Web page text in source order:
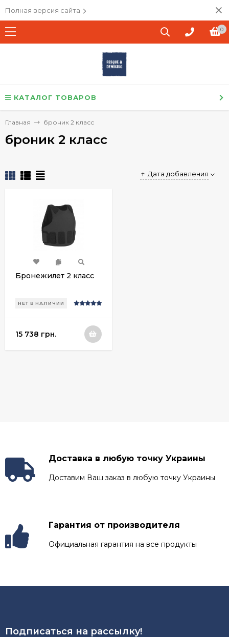
Полная версия сайта
0
КАТАЛОГ ТОВАРОВ
Главная броник 2 класс
броник 2 класс
Дата добавления
Бронежилет 2 класс
НЕТ В НАЛИЧИИ
15 738 грн.
Доставка в любую точку Украины
Доставим Ваш заказ в любую точку Украины
Гарантия от производителя
Официальная гарантия на все продукты
Подписаться на рассылкy!